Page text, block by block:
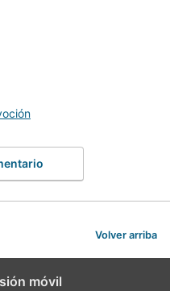
Volver arriba
móvil